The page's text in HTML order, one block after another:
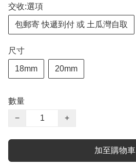
交收:選項
包郵寄 快遞到付 或 土瓜灣自取
尺寸
18mm 20mm
數量
−
+
加至購物車